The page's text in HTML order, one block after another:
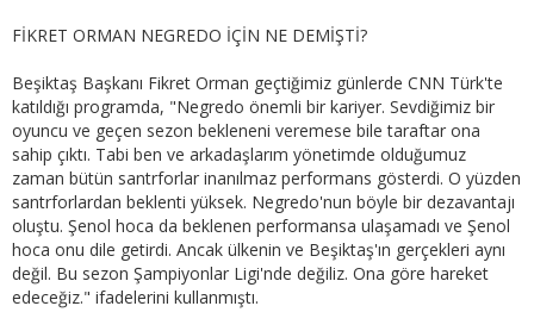
FİKRET ORMAN NEGREDO İÇİN NE DEMİŞTİ?
Beşiktaş Başkanı Fikret Orman geçtiğimiz günlerde CNN Türk'te
katıldığı programda, "Negredo önemli bir kariyer. Sevdiğimiz bir
oyuncu ve geçen sezon bekleneni veremese bile taraftar ona
sahip çıktı. Tabi ben ve arkadaşlarım yönetimde olduğumuz
zaman bütün santrforlar inanılmaz performans gösterdi. O yüzden
santrforlardan beklenti yüksek. Negredo'nun böyle bir dezavantajı
oluştu. Şenol hoca da beklenen performansa ulaşamadı ve Şenol
hoca onu dile getirdi. Ancak ülkenin ve Beşiktaş'ın gerçekleri aynı
değil. Bu sezon Şampiyonlar Ligi'nde değiliz. Ona göre hareket
edeceğiz." ifadelerini kullanmıştı.